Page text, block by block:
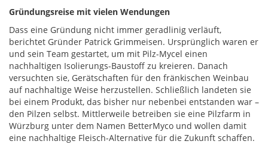
Gründungsreise mit vielen Wendungen
Dass eine Gründung nicht immer geradlinig verläuft,
berichtet Gründer Patrick Grimmeisen. Ursprünglich waren er
und sein Team gestartet, um mit Pilz-Mycel einen
nachhaltigen Isolierungs-Baustoff zu kreieren. Danach
versuchten sie, Gerätschaften für den fränkischen Weinbau
auf nachhaltige Weise herzustellen. Schließlich landeten sie
bei einem Produkt, das bisher nur nebenbei entstanden war –
den Pilzen selbst. Mittlerweile betreiben sie eine Pilzfarm in
Würzburg unter dem Namen BetterMyco und wollen damit
eine nachhaltige Fleisch-Alternative für die Zukunft schaffen.